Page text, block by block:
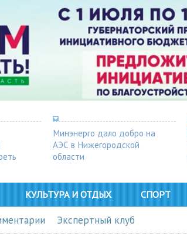
Минэнерго дало добро на
АЭС в Нижегородской
области
КУЛЬТУРА И ОТДЫХ СПОРТ
Экспертный клуб